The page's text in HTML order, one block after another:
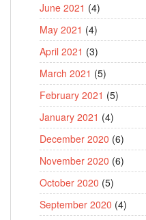
June 2021 (4)
May 2021 (4)
April 2021 (3)
March 2021 (5)
February 2021 (5)
January 2021 (4)
December 2020 (6)
November 2020 (6)
October 2020 (5)
September 2020 (4)